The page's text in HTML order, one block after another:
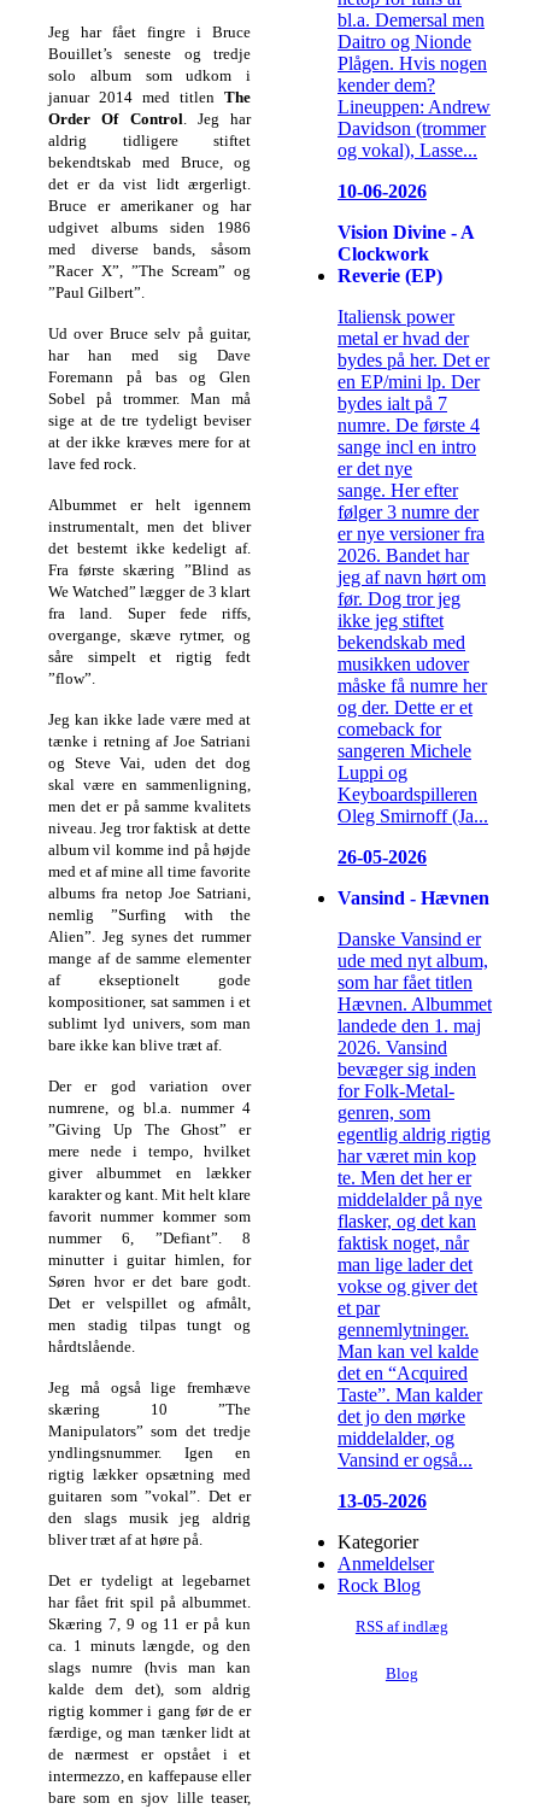
Jeg har fået fingre i Bruce
Bouillet’s seneste og tredje
solo album som udkom i
januar 2014 med titlen The
Order Of Control. Jeg har
aldrig tidligere stiftet
bekendtskab med Bruce, og
det er da vist lidt ærgerligt.
Bruce er amerikaner og har
udgivet albums siden 1986
med diverse bands, såsom
”Racer X”, ”The Scream” og
”Paul Gilbert”.
Ud over Bruce selv på guitar,
har han med sig Dave
Foremann på bas og Glen
Sobel på trommer. Man må
sige at de tre tydeligt beviser
at der ikke kræves mere for at
lave fed rock.
Albummet er helt igennem
instrumentalt, men det bliver
det bestemt ikke kedeligt af.
Fra første skæring ”Blind as
We Watched” lægger de 3 klart
fra land. Super fede riffs,
overgange, skæve rytmer, og
såre simpelt et rigtig fedt
”flow”.
Jeg kan ikke lade være med at
tænke i retning af Joe Satriani
og Steve Vai, uden det dog
skal være en sammenligning,
men det er på samme kvalitets
niveau. Jeg tror faktisk at dette
album vil komme ind på højde
med et af mine all time favorite
albums fra netop Joe Satriani,
nemlig ”Surfing with the
Alien”. Jeg synes det rummer
mange af de samme elementer
af ekseptionelt gode
kompositioner, sat sammen i et
sublimt lyd univers, som man
bare ikke kan blive træt af.
Der er god variation over
numrene, og bl.a. nummer 4
”Giving Up The Ghost” er
mere nede i tempo, hvilket
giver albummet en lækker
karakter og kant. Mit helt klare
favorit nummer kommer som
nummer 6, ”Defiant”. 8
minutter i guitar himlen, for
Søren hvor er det bare godt.
Det er velspillet og afmålt,
men stadig tilpas tungt og
hårdtslående.
Jeg må også lige fremhæve
skæring 10 ”The
Manipulators” som det tredje
yndlingsnummer. Igen en
rigtig lækker opsætning med
guitaren som ”vokal”. Det er
den slags musik jeg aldrig
bliver træt af at høre på.
Det er tydeligt at legebarnet
har fået frit spil på albummet.
Skæring 7, 9 og 11 er på kun
ca. 1 minuts længde, og den
slags numre (hvis man kan
kalde dem det), som aldrig
rigtig kommer i gang før de er
færdige, og man tænker lidt at
de nærmest er opstået i et
intermezzo, en kaffepause eller
bare som en sjov lille teaser,
bl.a. Demersal men
Daitro og Nionde
Plågen. Hvis nogen
kender dem?
Lineuppen: Andrew
Davidson (trommer
og vokal), Lasse...
10-06-2026
Vision Divine - A
Clockwork
Reverie (EP)
Italiensk power
metal er hvad der
bydes på her. Det er
en EP/mini lp. Der
bydes ialt på 7
numre. De første 4
sange incl en intro
er det nye
sange. Her efter
følger 3 numre der
er nye versioner fra
2026. Bandet har
jeg af navn hørt om
før. Dog tror jeg
ikke jeg stiftet
bekendskab med
musikken udover
måske få numre her
og der. Dette er et
comeback for
sangeren Michele
Luppi og
Keyboardspilleren
Oleg Smirnoff (Ja...
26-05-2026
Vansind - Hævnen
Danske Vansind er
ude med nyt album,
som har fået titlen
Hævnen. Albummet
landede den 1. maj
2026. Vansind
bevæger sig inden
for Folk-Metal-
genren, som
egentlig aldrig rigtig
har været min kop
te. Men det her er
middelalder på nye
flasker, og det kan
faktisk noget, når
man lige lader det
vokse og giver det
et par
gennemlytninger.
Man kan vel kalde
det en “Acquired
Taste”. Man kalder
det jo den mørke
middelalder, og
Vansind er også...
13-05-2026
Kategorier
Anmeldelser
Rock Blog
RSS af indlæg
Blog